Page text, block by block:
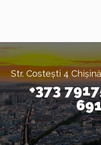
Str. Costești 4
+373